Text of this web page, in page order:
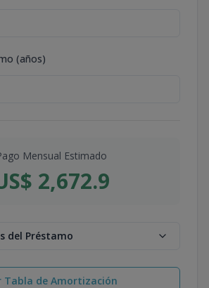
(años)
Mensual Estimado
2,672.9
del Préstamo
Tabla de Amortización